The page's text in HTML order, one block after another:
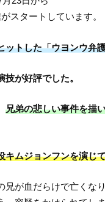
スタートしています。
ットした「ウヨンウ弁
が好評でした。
兄弟の悲しい事件を描
キムジョンフンを演じ
兄が血だらけで亡くなり